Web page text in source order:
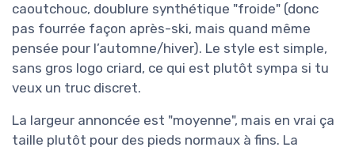
caoutchouc, doublure synthétique "froide" (donc
pas fourrée façon après-ski, mais quand même
pensée pour l’automne/hiver). Le style est simple,
sans gros logo criard, ce qui est plutôt sympa si tu
veux un truc discret.
La largeur annoncée est "moyenne", mais en vrai ça
taille plutôt pour des pieds normaux à fins. La